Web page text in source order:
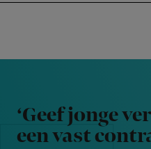
navigation
content
Nursing
‘Geef jonge
een vast